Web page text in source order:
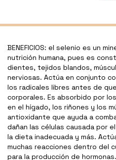
BENEFICIOS: el selenio es un
nutrición humana, pues es
dientes, tejidos blandos,
nerviosas. Actúa en conjunto
los radicales libres antes de
corporales. Es absorbido por
en el hígado, los riñones y los
antioxidante que ayuda a
dañan las células causada por
la dieta inadecuada y más.
muchas reacciones dentro del
para la producción de